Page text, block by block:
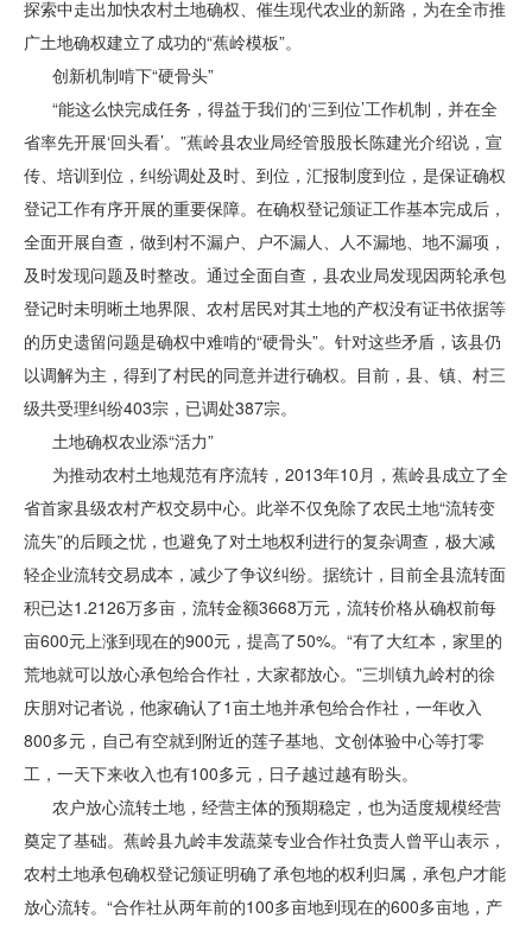
探索中走出加快农村土地确权、催生现代农业的新路，为在全市推
广土地确权建立了成功的“蕉岭模板”。
创新机制啃下“硬骨头”
“能这么快完成任务，得益于我们的‘三到位’工作机制，并在全
省率先开展‘回头看’。”蕉岭县农业局经管股股长陈建光介绍说，宣
传、培训到位，纠纷调处及时、到位，汇报制度到位，是保证确权
登记工作有序开展的重要保障。在确权登记颁证工作基本完成后，
全面开展自查，做到村不漏户、户不漏人、人不漏地、地不漏项，
及时发现问题及时整改。通过全面自查，县农业局发现因两轮承包
登记时未明晰土地界限、农村居民对其土地的产权没有证书依据等
的历史遗留问题是确权中难啃的“硬骨头”。针对这些矛盾，该县仍
以调解为主，得到了村民的同意并进行确权。目前，县、镇、村三
级共受理纠纷403宗，已调处387宗。
土地确权农业添“活力”
为推动农村土地规范有序流转，2013年10月，蕉岭县成立了全
省首家县级农村产权交易中心。此举不仅免除了农民土地“流转变
流失”的后顾之忧，也避免了对土地权利进行的复杂调查，极大减
轻企业流转交易成本，减少了争议纠纷。据统计，目前全县流转面
积已达1.2126万多亩，流转金额3668万元，流转价格从确权前每
亩600元上涨到现在的900元，提高了50%。“有了大红本，家里的
荒地就可以放心承包给合作社，大家都放心。”三圳镇九岭村的徐
庆朋对记者说，他家确认了1亩土地并承包给合作社，一年收入
800多元，自己有空就到附近的莲子基地、文创体验中心等打零
工，一天下来收入也有100多元，日子越过越有盼头。
农户放心流转土地，经营主体的预期稳定，也为适度规模经营
奠定了基础。蕉岭县九岭丰发蔬菜专业合作社负责人曾平山表示，
农村土地承包确权登记颁证明确了承包地的权利归属，承包户才能
放心流转。“合作社从两年前的100多亩地到现在的600多亩地，产